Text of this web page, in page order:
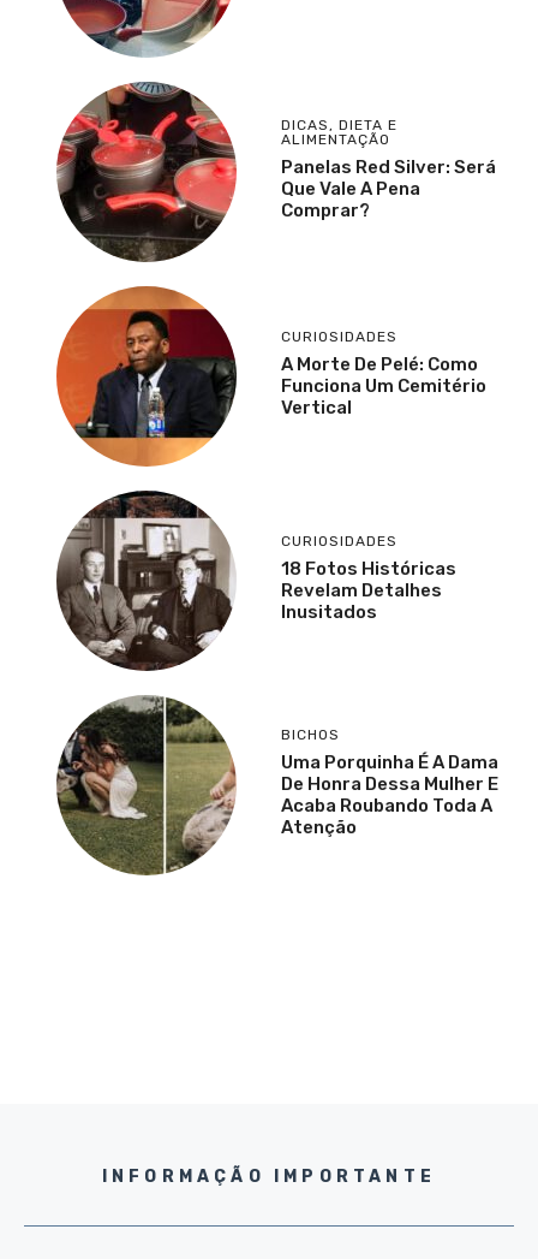
DICAS , DIETA E
ALIMENTAÇÃO
Panelas Red Silver: Será
Que Vale A Pena
Comprar?
CURIOSIDADES
A Morte De Pelé: Como
Funciona Um Cemitério
Vertical
CURIOSIDADES
18 Fotos Históricas
Revelam Detalhes
Inusitados
BICHOS
Uma Porquinha É A Dama
De Honra Dessa Mulher E
Acaba Roubando Toda A
Atenção
INFORMAÇÃO IMPORTANTE